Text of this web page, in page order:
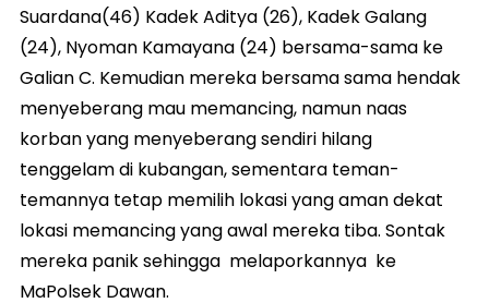
Suardana(46) Kadek Aditya (26), Kadek Galang
(24), Nyoman Kamayana (24) bersama-sama ke
Galian C. Kemudian mereka bersama sama hendak
menyeberang mau memancing, namun naas
korban yang menyeberang sendiri hilang
tenggelam di kubangan, sementara teman-
temannya tetap memilih lokasi yang aman dekat
lokasi memancing yang awal mereka tiba. Sontak
mereka panik sehingga melaporkannya ke
MaPolsek Dawan.